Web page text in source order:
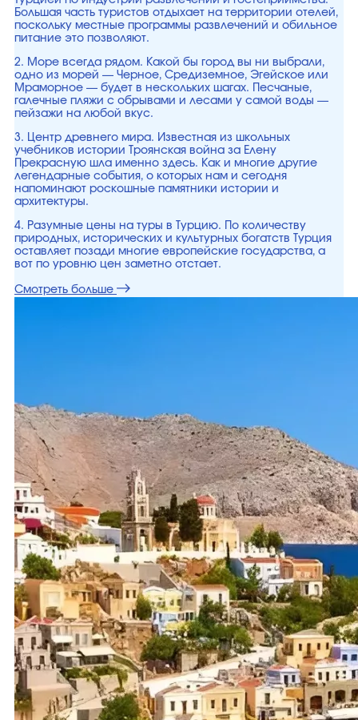
Большая часть туристов отдыхает на территории отелей,
поскольку местные программы развлечений и обильное
питание это позволяют.
2. Море всегда рядом. Какой бы город вы ни выбрали,
одно из морей — Черное, Средиземное, Эгейское или
Мраморное — будет в нескольких шагах. Песчаные,
галечные пляжи с обрывами и лесами у самой воды —
пейзажи на любой вкус.
3. Центр древнего мира. Известная из школьных
учебников истории Троянская война за Елену
Прекрасную шла именно здесь. Как и многие другие
легендарные события, о которых нам и сегодня
напоминают роскошные памятники истории и
архитектуры.
4. Разумные цены на туры в Турцию. По количеству
природных, исторических и культурных богатств Турция
оставляет позади многие европейские государства, а
вот по уровню цен заметно отстает.
Смотреть больше